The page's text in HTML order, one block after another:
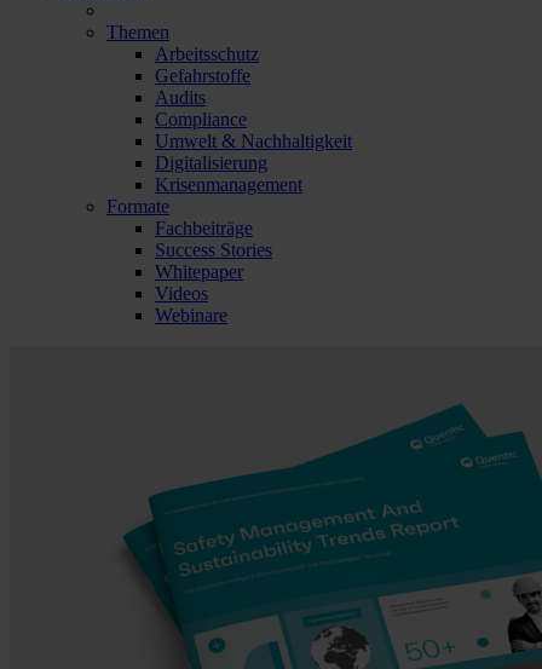
Themen
Arbeitsschutz
Gefahrstoffe
Audits
Compliance
Umwelt & Nachhaltigkeit
Digitalisierung
Krisenmanagement
Formate
Fachbeiträge
Success Stories
Whitepaper
Videos
Webinare